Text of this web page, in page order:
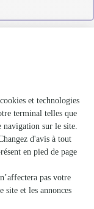
de fleurs
pour la Fête
aux couleurs
ce week-end.